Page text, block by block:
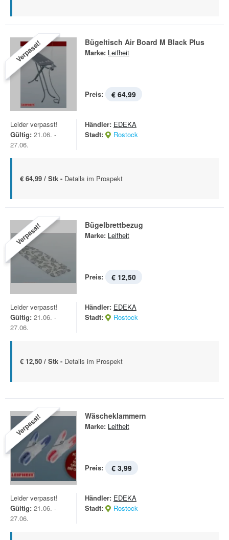
Verpasst! Bügeltisch Air Board M Black Plus
Marke: Leifheit
Preis: € 64,99
Leider verpasst!
Gültig: 21.06. -
27.06.
Händler: EDEKA
Stadt:
Rostock
€ 64,99 / Stk - Details im Prospekt
Verpasst! Bügelbrettbezug
Marke: Leifheit
Preis: € 12,50
Leider verpasst!
Gültig: 21.06. -
27.06.
Händler: EDEKA
Stadt:
Rostock
€ 12,50 / Stk - Details im Prospekt
Verpasst! Wäscheklammern
Marke: Leifheit
Preis: € 3,99
Leider verpasst!
Gültig: 21.06. -
27.06.
Händler: EDEKA
Stadt:
Rostock